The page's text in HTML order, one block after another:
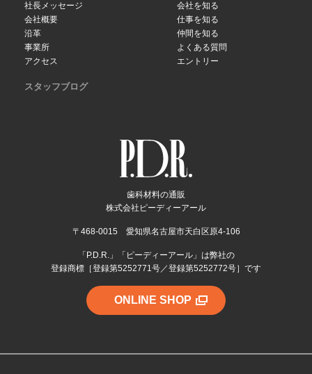
歯科材料の通販
株式会社ピーディーアール
〒468-0015 愛知県名古屋市天白区原4-106
「P.D.R.」「ピーディーアール」は弊社の
登録商標［登録第5252771号／登録第5252772号］です
ONLINE SHOP
社長メッセージ
会社概要
沿革
事業所
アクセス
会社を知る
仕事を知る
仲間を知る
よくある質問
エントリー
スタッフブログ